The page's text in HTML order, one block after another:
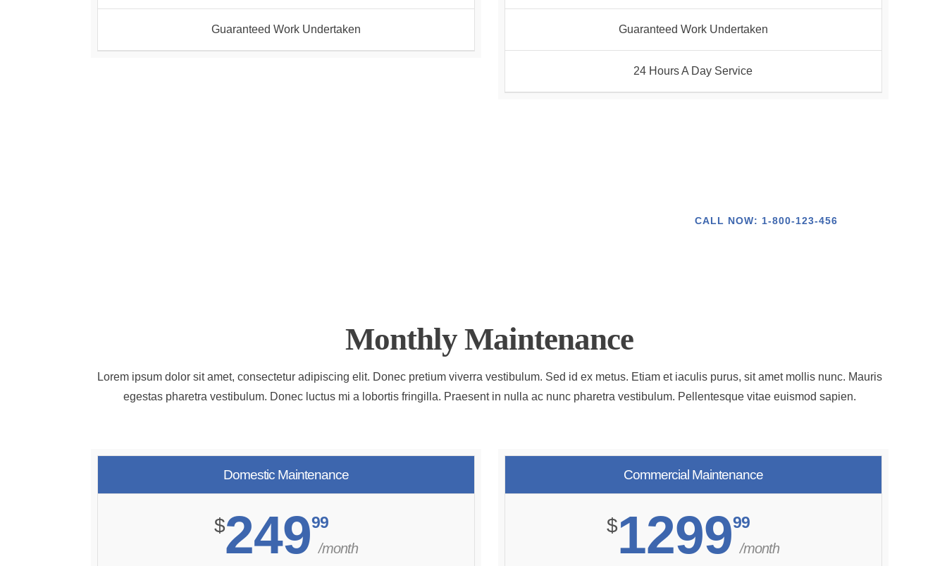
Guaranteed Work Undertaken Guaranteed Work Undertaken
24 Hours A Day Service
CALL NOW: 1-800-123-456
Monthly Maintenance
Lorem ipsum dolor sit amet, consectetur adipiscing elit. Donec pretium viverra vestibulum. Sed id ex metus. Etiam et iaculis purus, sit amet mollis nunc. Mauris
egestas pharetra vestibulum. Donec luctus mi a lobortis fringilla. Praesent in nulla ac nunc pharetra vestibulum. Pellentesque vitae euismod sapien.
Domestic Maintenance
$24999
/month
Commercial Maintenance
$129999
/month